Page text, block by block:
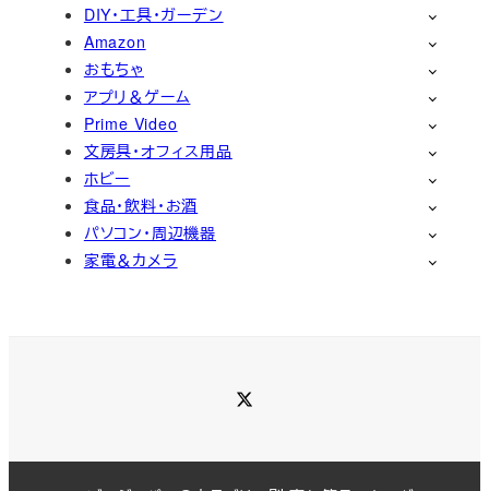
DIY・工具・ガーデン
Amazon
おもちゃ
アプリ＆ゲーム
Prime Video
文房具・オフィス用品
ホビー
食品・飲料・お酒
パソコン・周辺機器
家電＆カメラ